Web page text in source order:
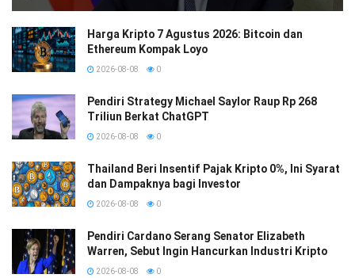
Harga Kripto 7 Agustus 2026: Bitcoin dan
Ethereum Kompak Loyo
2026-08-08 0
Pendiri Strategy Michael Saylor Raup Rp 268
Triliun Berkat ChatGPT
2026-08-08 0
Thailand Beri Insentif Pajak Kripto 0%, Ini Syarat
dan Dampaknya bagi Investor
2026-08-08 0
Pendiri Cardano Serang Senator Elizabeth
Warren, Sebut Ingin Hancurkan Industri Kripto
2026-08-08 0